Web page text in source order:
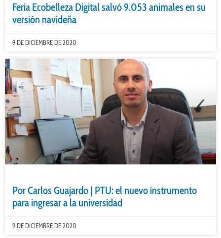
Feria Ecobelleza Digital salvó 9.053 animales en su
versión navideña
9 DE DICIEMBRE DE 2020
Por Carlos Guajardo | PTU: el nuevo instrumento
para ingresar a la universidad
9 DE DICIEMBRE DE 2020